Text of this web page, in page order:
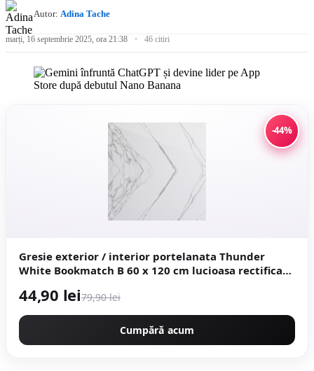
Autor: Adina Tache
marți, 16 septembrie 2025, ora 21:38 46 citiri
-44%
Gresie exterior / interior portelanata Thunder
White Bookmatch B 60 x 120 cm lucioasa rectificata
44,90 lei79,90 lei
Cumpără acum